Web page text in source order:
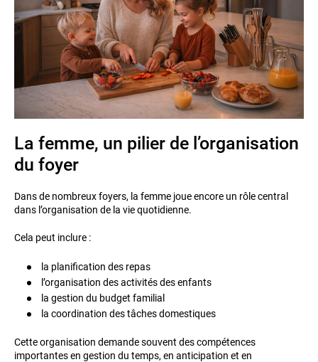
La femme, un pilier de l’organisation
du foyer
Dans de nombreux foyers, la femme joue encore un rôle central
dans l’organisation de la vie quotidienne.
Cela peut inclure :
la planification des repas
l’organisation des activités des enfants
la gestion du budget familial
la coordination des tâches domestiques
Cette organisation demande souvent des compétences
importantes en gestion du temps, en anticipation et en